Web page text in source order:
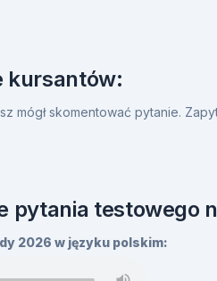
kursantów:
mógł skomentować pytanie.
pytania testowego
2026 w języku polskim: